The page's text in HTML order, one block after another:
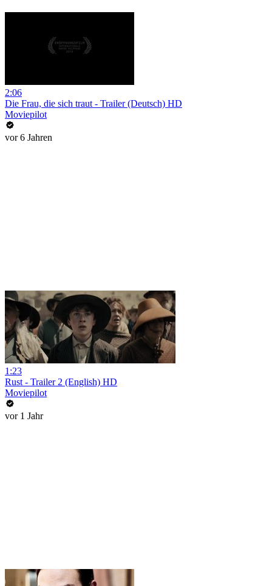
2:06
Die Frau, die sich traut - Trailer (Deutsch) HD
Moviepilot
vor 6 Jahren
1:23
Rust - Trailer 2 (English) HD
Moviepilot
vor 1 Jahr